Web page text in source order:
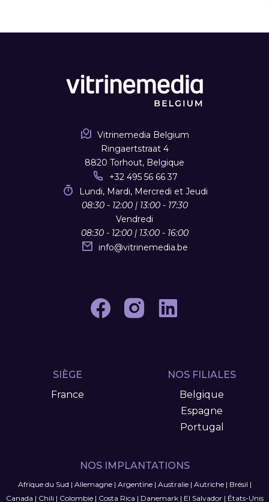
Vitrinemedia Belgium
Ringaertstraat 4
8820 Torhout, Belgique
+32 495 56 66 37
Lundi, Mardi, Mercredi et Jeudi
08:30 - 12:00 | 13:00 - 17:30
Vendredi
08:30 - 12:00 | 13:00 - 16:00
info@vitrinemedia.be
SIÈGE
France
NOS FILIALES
Belgique
Espagne
Portugal
NOS IMPLANTATIONS
Afrique du Sud | Allemagne| Argentine| Australie| Autriche| Brésil |
Canada | Chili | Colombie| Costa Rica | Danemark| El Salvador| États-Unis